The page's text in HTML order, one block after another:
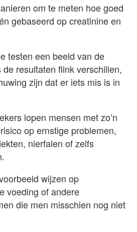
om te meten hoe goed
gebaseerd op creatinine en
testen een beeld van de
resultaten flink verschillen,
zijn dat er iets mis is in
lopen mensen met zo’n
op ernstige problemen,
nierfalen of zelfs
wijzen op
voeding of andere
die men misschien nog niet